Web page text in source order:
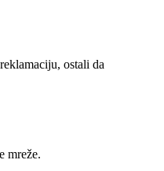
ostali da
mreže.